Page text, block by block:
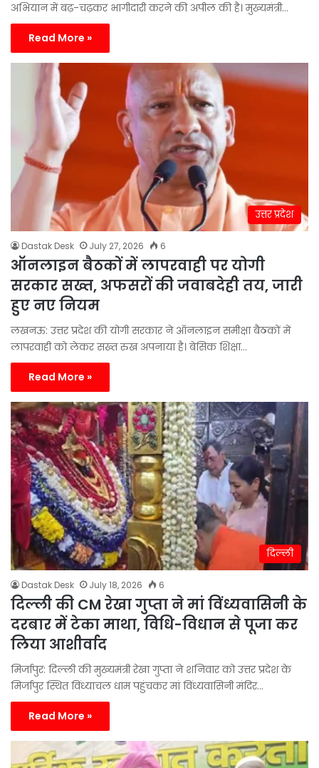
अभियान में बढ़-चढ़कर भागीदारी करने की अपील की है। मुख्यमंत्री…
Read More »
उत्तर प्रदेश
Dastak Desk July 27, 2026 6
ऑनलाइन बैठकों में लापरवाही पर योगी
सरकार सख्त, अफसरों की जवाबदेही तय, जारी
हुए नए नियम
लखनऊ: उत्तर प्रदेश की योगी सरकार ने ऑनलाइन समीक्षा बैठकों में
लापरवाही को लेकर सख्त रुख अपनाया है। बेसिक शिक्षा…
Read More »
दिल्ली
Dastak Desk July 18, 2026 6
दिल्ली की CM रेखा गुप्ता ने मां विंध्यवासिनी के
दरबार में टेका माथा, विधि-विधान से पूजा कर
लिया आशीर्वाद
मिर्जापुर: दिल्ली की मुख्यमंत्री रेखा गुप्ता ने शनिवार को उत्तर प्रदेश के
मिर्जापुर स्थित विंध्याचल धाम पहुंचकर मां विंध्यवासिनी मंदिर…
Read More »